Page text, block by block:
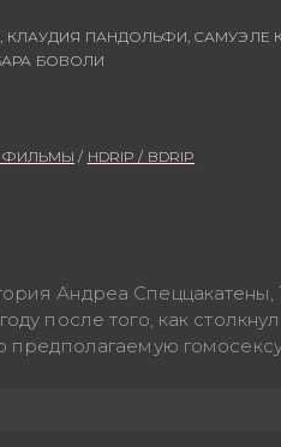
КЛАУДИЯ ПАНДОЛЬФИ, САМУЭЛЕ
БОВОЛИ
ФИЛЬМЫ / HDRIP / BDRIP
Андреа Спеццакатены,
после того, как
предполагаемую